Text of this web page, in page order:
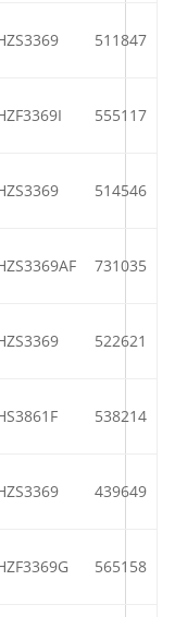
511847
555117
514546
731035
522621
538214
439649
565158